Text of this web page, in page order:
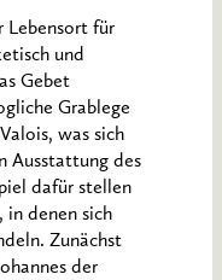
Lebensort für
und
Gebet
Grablege
was sich
Ausstattung des
dafür stellen
in denen sich
Zunächst
der